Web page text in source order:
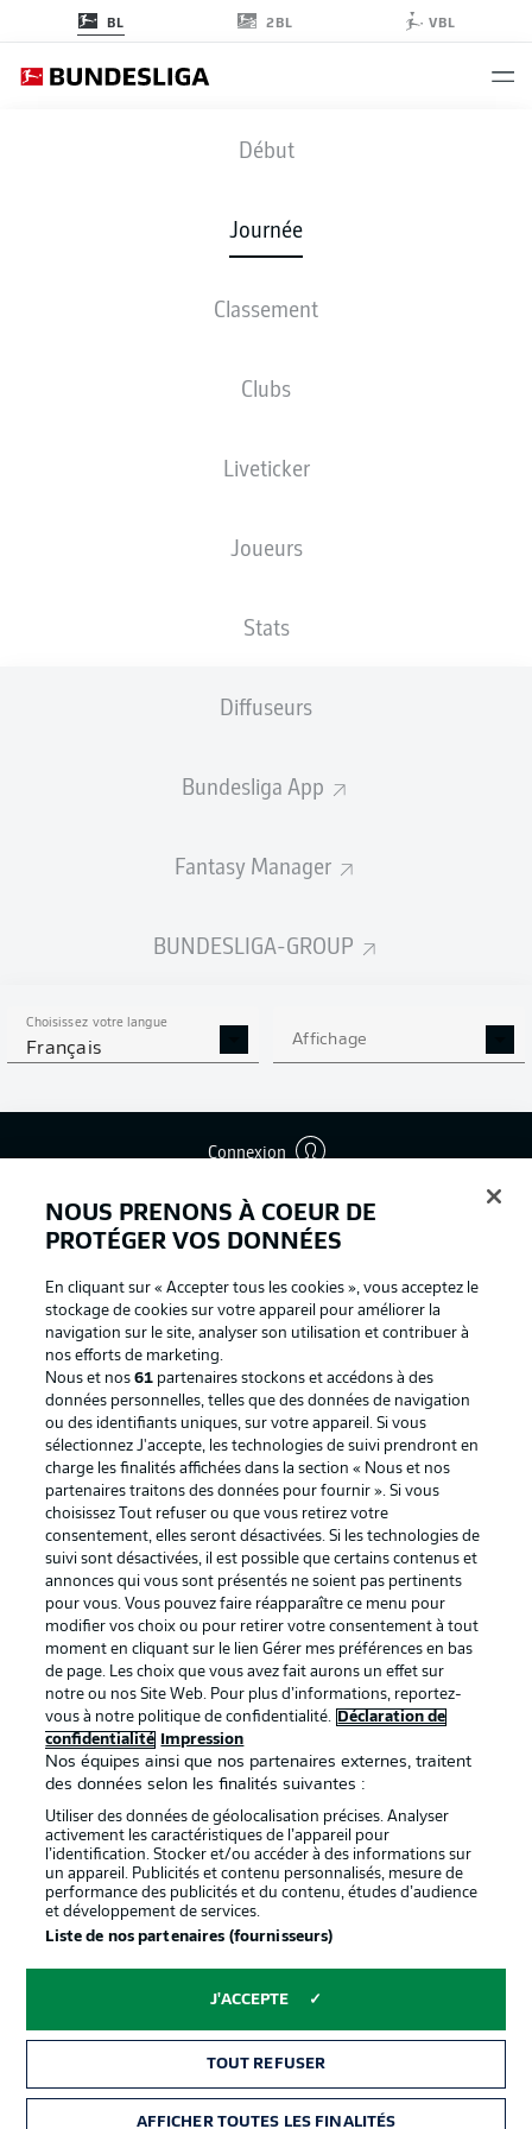
BL 2BL VBL
Début
Journée
Classement
Clubs
Liveticker
Joueurs
Stats
Diffuseurs
Bundesliga App
Fantasy Manager
BUNDESLIGA-GROUP
Choisissez votre langue
Français Affichage
Connexion
RBL - BMG
COMPOSITIONS STATISTIQUES
Football as it's meant to be
BUNDESLIGA APP
Proposé par
Gérer mes préférences
Déclaration de Diffuseurs
NOUS PRENONS À COEUR DE
PROTÉGER VOS DONNÉES
En cliquant sur « Accepter tous les cookies », vous acceptez le
stockage de cookies sur votre appareil pour améliorer la
navigation sur le site, analyser son utilisation et contribuer à
nos efforts de marketing.
Nous et nos61 partenaires stockons et accédons à des
données personnelles, telles que des données de navigation
ou des identifiants uniques, sur votre appareil. Si vous
sélectionnez J'accepte, les technologies de suivi prendront en
charge les finalités affichées dans la section « Nous et nos
partenaires traitons des données pour fournir ». Si vous
choisissez Tout refuser ou que vous retirez votre
consentement, elles seront désactivées. Si les technologies de
suivi sont désactivées, il est possible que certains contenus et
annonces qui vous sont présentés ne soient pas pertinents
pour vous. Vous pouvez faire réapparaître ce menu pour
modifier vos choix ou pour retirer votre consentement à tout
moment en cliquant sur le lien Gérer mes préférences en bas
de page. Les choix que vous avez fait aurons un effet sur
notre ou nos Site Web. Pour plus d’informations, reportez-
vous à notre politique de confidentialité.
Déclaration de
confidentialité
Impression
Nos équipes ainsi que nos partenaires externes, traitent
des données selon les finalités suivantes :
Utiliser des données de géolocalisation précises. Analyser
activement les caractéristiques de l’appareil pour
l’identification. Stocker et/ou accéder à des informations sur
un appareil. Publicités et contenu personnalisés, mesure de
performance des publicités et du contenu, études d’audience
et développement de services.
Liste de nos partenaires (fournisseurs)
J'ACCEPTE
TOUT REFUSER
AFFICHER TOUTES LES FINALITÉS